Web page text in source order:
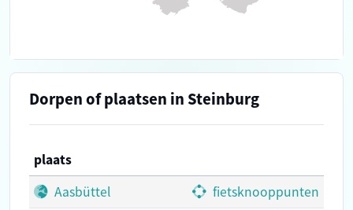
Dorpen of plaatsen in Steinburg
plaats
Aasbüttel
fietsknooppunten